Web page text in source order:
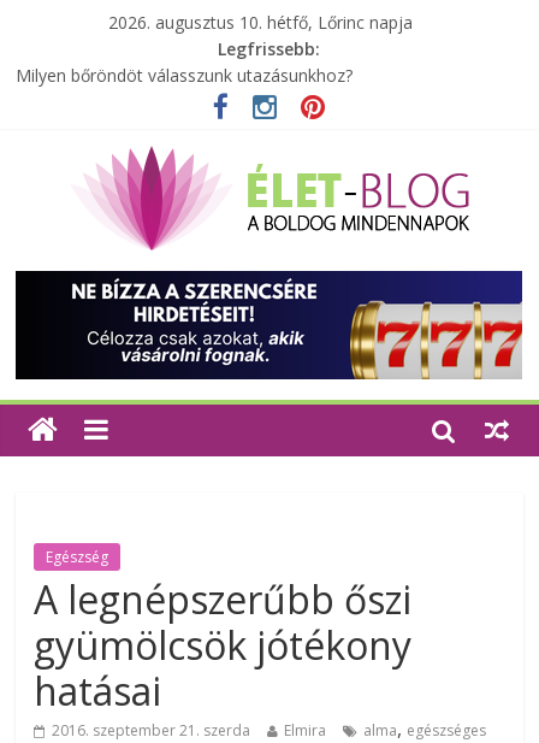
2026. augusztus 10. hétfő, Lőrinc napja
Legfrissebb:
A zöld forradalom: A mosó- és parfümtermékek környezetbarát
szempontjainak erősítése
Milyen bőröndöt válasszunk utazásunkhoz?
Tartalék ajándék, amit szívesen megtartasz magadnak
Különleges tömörfa ládák Indiából
Egészség
A legnépszerűbb őszi
gyümölcsök jótékony
hatásai
2016. szeptember 21. szerda Elmira alma, egészséges